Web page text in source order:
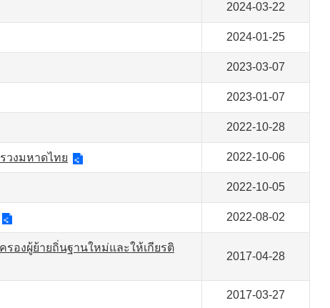
2024-03-22
2024-01-25
2023-03-07
2023-01-07
2022-10-28
วงมหาดไทย 2022-10-06
2022-10-05
2022-08-02
องผู้ย้ายถิ่นฐานใหม่และให้เกียรติ
2017-04-28
2017-03-27